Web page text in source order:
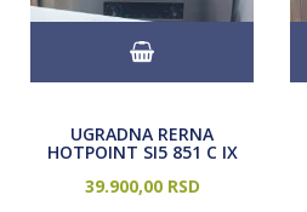
UGRADNA RERNA
HOTPOINT SI5 851 C IX
39.900,00 RSD